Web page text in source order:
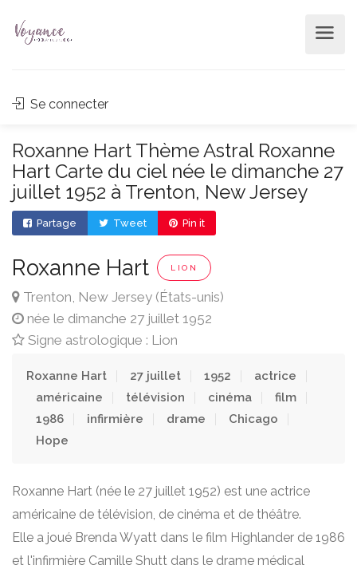
Se connecter
Roxanne Hart Thème Astral Roxanne
Hart Carte du ciel née le dimanche 27
juillet 1952 à Trenton, New Jersey
Partage Tweet Pin it
Roxanne Hart LION
Trenton, New Jersey (États-unis)
née le dimanche 27 juillet 1952
Signe astrologique : Lion
Roxanne Hart 27 juillet 1952
actrice
américaine
télévision cinéma
film
1986
infirmière drame
Chicago
Hope
Roxanne Hart (née le 27 juillet 1952) est une actrice
américaine de télévision, de cinéma et de théâtre.
Elle a joué Brenda Wyatt dans le film Highlander de 1986
et l'infirmière Camille Shutt dans le drame médical